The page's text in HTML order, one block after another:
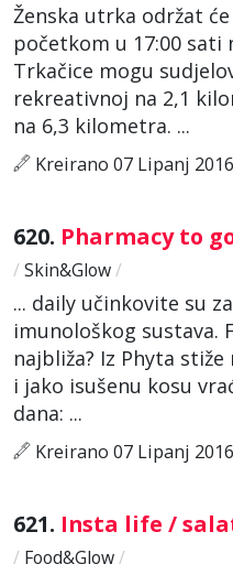
Ženska utrka održat
početkom u 17:00 sati
Trkačice mogu
rekreativnoj na 2,1
na 6,3 kilometra. ...
Kreirano 07 Lipanj 2016
620. Pharmacy to
/ Skin&Glow/
... daily učinkovite su za
imunološkog sustava.
najbliža? Iz Phyta
i jako isušenu kosu
dana: ...
Kreirano 07 Lipanj 2016
621. Insta life /
/ Food&Glow/